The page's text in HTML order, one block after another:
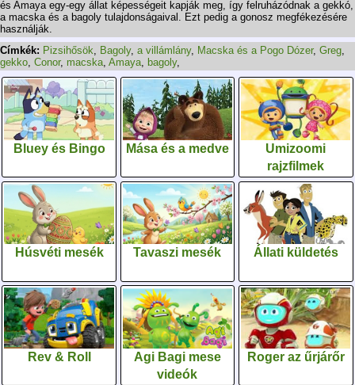
és Amaya egy-egy állat képességeit kapják meg, így felruházódnak a gekkó,
a macska és a bagoly tulajdonságaival. Ezt pedig a gonosz megfékezésére
használják.
Címkék: Pizsihősök, Bagoly, a villámlány, Macska és a Pogo Dózer, Greg,
gekko, Conor, macska, Amaya, bagoly,
Bluey és Bingo Mása és a medve
Umizoomi
rajzfilmek
Húsvéti mesék Tavaszi mesék Állati küldetés
Rev & Roll
Agi Bagi mese
videók
Roger az űrjárőr